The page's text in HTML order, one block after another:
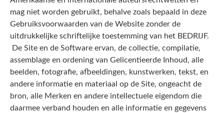
mag niet worden gebruikt, behalve zoals bepaald in deze
Gebruiksvoorwaarden van de Website zonder de
uitdrukkelijke schriftelijke toestemming van het BEDRIJF.
De Site en de Software ervan, de collectie, compilatie,
assemblage en ordening van Gelicentieerde Inhoud, alle
beelden, fotografie, afbeeldingen, kunstwerken, tekst, en
andere informatie en materiaal op de Site, ongeacht de
bron, alle Merken en andere intellectuele eigendom die
daarmee verband houden en alle informatie en gegevens